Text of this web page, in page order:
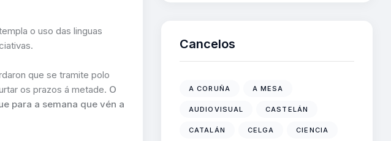
o uso das linguas
que se tramite polo
os prazos á metade. O
para a semana que vén a
Cancelos
A CORUÑA A MESA
AUDIOVISUAL CASTELÁN
CATALÁN CELGA CIENCIA